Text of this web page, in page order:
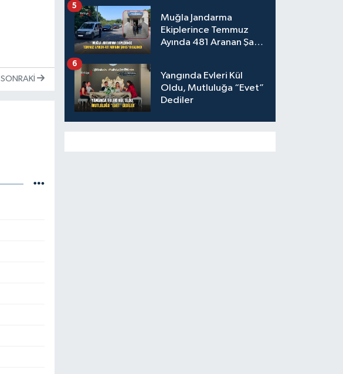
SONRAKI
Muğla Jandarma
Ekiplerince Temmuz
Ayında 481 Aranan Şahıs
5
Yangında Evleri Kül
Oldu, Mutluluğa “Evet”
Dediler
6